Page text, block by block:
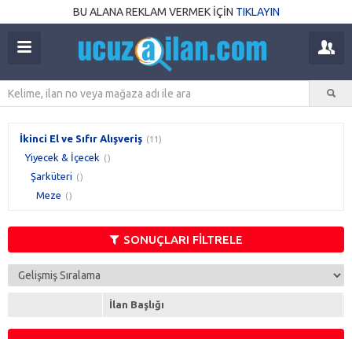
BU ALANA REKLAM VERMEK İÇİN TIKLAYIN
İkinci El ve Sıfır Alışveriş (11)
Yiyecek & İçecek ()
Şarküteri ()
Meze ()
SONUÇLARI FİLTRELE
İlan Başlığı